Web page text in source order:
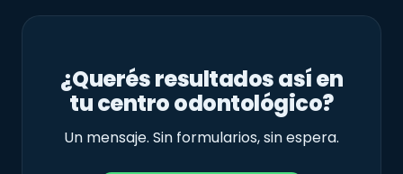
¿Querés resultados así en
tu centro odontológico?
Un mensaje. Sin formularios, sin espera.